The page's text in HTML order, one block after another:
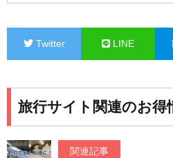
Twitter LINE
旅行サイト関連のお得
関連記事